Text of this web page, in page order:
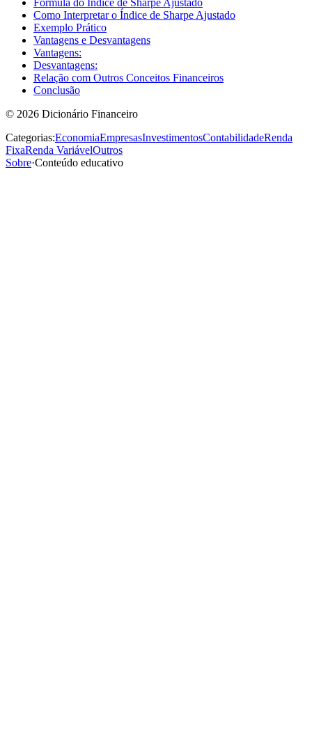
Como Interpretar o Índice de Sharpe Ajustado
Exemplo Prático
Vantagens e Desvantagens
Vantagens:
Desvantagens:
Relação com Outros Conceitos Financeiros
Conclusão
© 2026 Dicionário Financeiro
Categorias:EconomiaEmpresasInvestimentosContabilidadeRenda
FixaRenda VariávelOutros
Sobre·Conteúdo educativo